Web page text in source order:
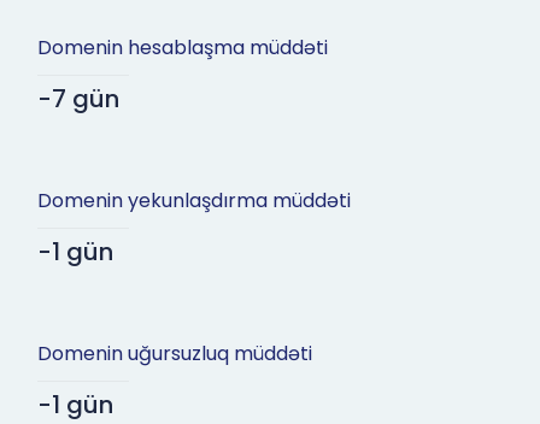
Domenin hesablaşma müddəti
-7 gün
Domenin yekunlaşdırma müddəti
-1 gün
Domenin uğursuzluq müddəti
-1 gün